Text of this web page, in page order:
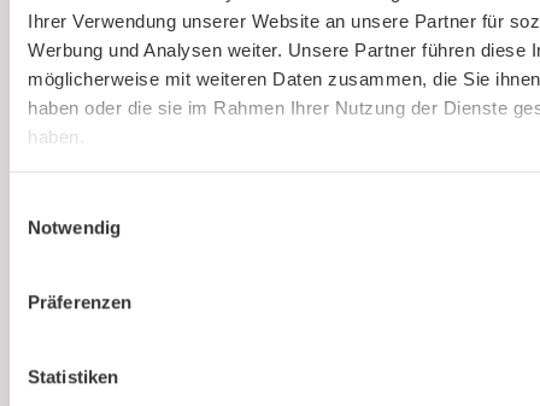
Ihrer Verwendung unserer Website an unsere Partner für
Werbung und Analysen weiter. Unsere Partner führen diese
möglicherweise mit weiteren Daten zusammen, die Sie
haben oder die sie im Rahmen Ihrer Nutzung der Dienste
haben.
Notwendig
Präferenzen
Statistiken
Du bist noch unsicher, ob
für euer Unternehmen